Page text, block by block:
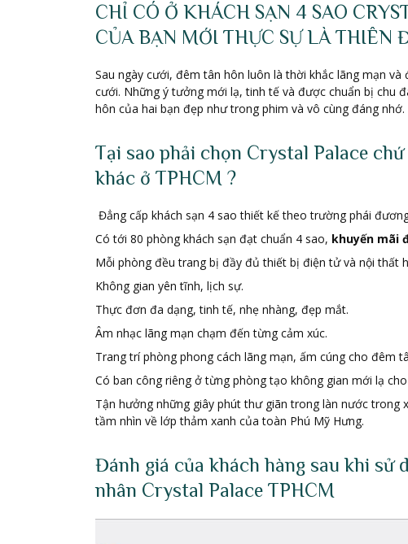
CHỈ CÓ Ở KHÁCH SẠN 4 SAO
CỦA BẠN MỚI THỰC SỰ LÀ THIÊN
Sau ngày cưới, đêm tân hôn luôn là thời khắc lãng mạn
cưới. Những ý tưởng mới lạ, tinh tế và được chuẩn bị chu
hôn của hai bạn đẹp như trong phim và vô cùng đáng nhớ.
Tại sao phải chọn Crystal Palace
khác ở TPHCM ?
Đẳng cấp khách sạn 4 sao thiết kế theo trường phái
Có tới 80 phòng khách sạn đạt chuẩn 4 sao, khuyến mãi
Mỗi phòng đều trang bị đầy đủ thiết bị điện tử và nội thất
Không gian yên tĩnh, lịch sự.
Thực đơn đa dạng, tinh tế, nhẹ nhàng, đẹp mắt.
Âm nhạc lãng mạn chạm đến từng cảm xúc.
Trang trí phòng phong cách lãng mạn, ấm cúng cho đêm
Có ban công riêng ở từng phòng tạo không gian mới lạ
Tận hưởng những giây phút thư giãn trong làn nước
tầm nhìn về lớp thảm xanh của toàn Phú Mỹ Hưng.
Đánh giá của khách hàng sau khi sử
nhân Crystal Palace TPHCM